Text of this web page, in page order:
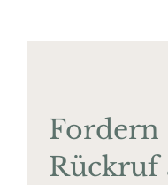
Fordern
Rückruf